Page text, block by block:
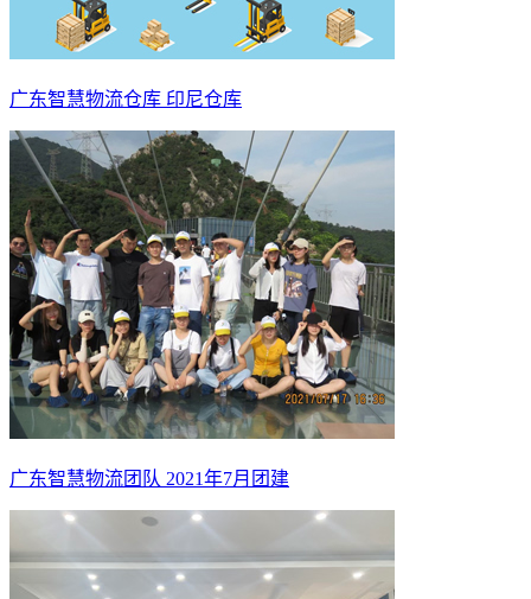
广东智慧物流仓库 印尼仓库
广东智慧物流团队 2021年7月团建